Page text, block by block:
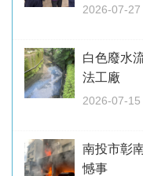
2026-07-27
白色廢水
法工廠
2026-07-15
南投市彰
憾事